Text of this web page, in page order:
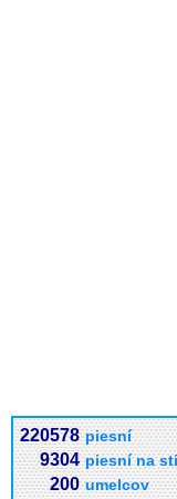
220578 piesní
9304 piesní na
200 umelcov